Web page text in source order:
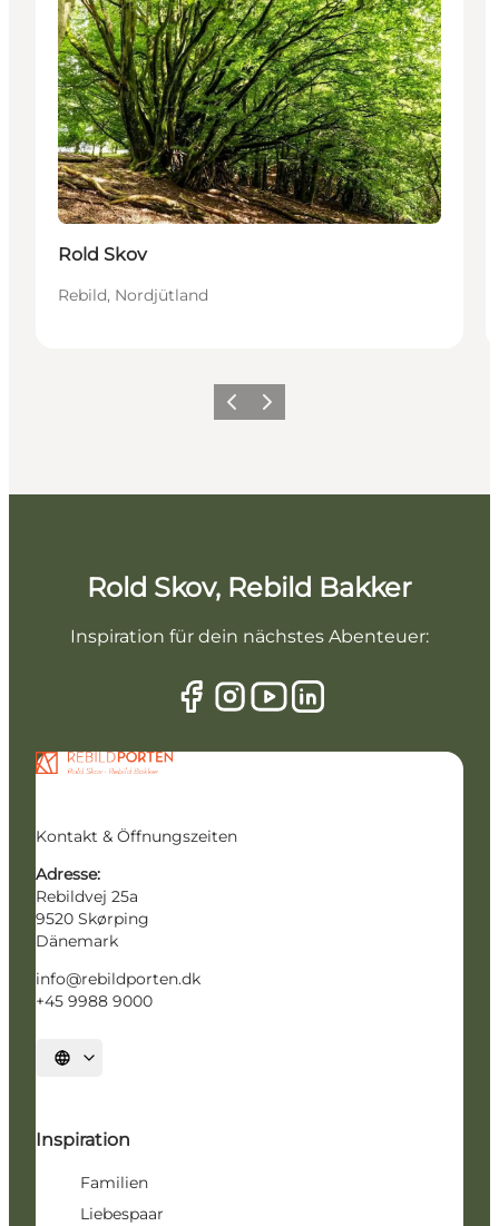
Rold Skov
Rebild, Nordjütland
Vorherige Folie
Nächste Folie
Rold Skov, Rebild Bakker
Inspiration für dein nächstes Abenteuer:
Kontakt & Öffnungszeiten
Adresse:
Rebildvej 25a
9520 Skørping
Dänemark
info@rebildporten.dk
+45 9988 9000
Sprache auswählen
Inspiration
Familien
Liebespaar